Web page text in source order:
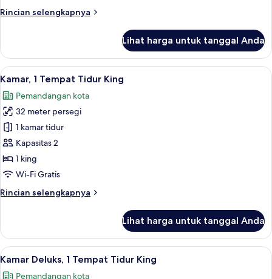
King
Rincian selengkapnya
Rincian
Suite
Junior,
1
Tidur
King
Lihat harga untuk tanggal Anda
Lihat
semua
foto
untuk
Kamar,
1
Tempat
Tidur
Minibar, brankas, meja kerja, dan
12
Kamar, 1 Tempat Tidur King
Pemandangan kota
32 meter persegi
1 kamar tidur
Kapasitas 2
1 king
Wi-Fi Gratis
Rincian selengkapnya
Rincian
Kamar,
Tempat
Lihat harga untuk tanggal Anda
Lihat
semua
Minibar, brankas, meja kerja, dan
11
Kamar Deluks, 1 Tempat Tidur King
Pemandangan kota